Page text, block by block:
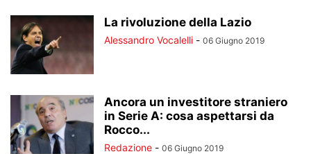
La rivoluzione della Lazio
Alessandro Vocalelli - 06 Giugno 2019
Ancora un investitore straniero
in Serie A: cosa aspettarsi da
Rocco...
Redazione - 06 Giugno 2019